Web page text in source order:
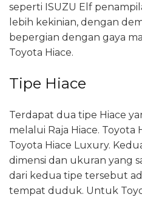
seperti ISUZU Elf
lebih kekinian, dengan
bepergian dengan gaya
Toyota Hiace.
Tipe Hiace
Terdapat dua tipe Hiace
melalui Raja Hiace. Toyota
Toyota Hiace Luxury.
dimensi dan ukuran yang
dari kedua tipe tersebut
tempat duduk. Untuk